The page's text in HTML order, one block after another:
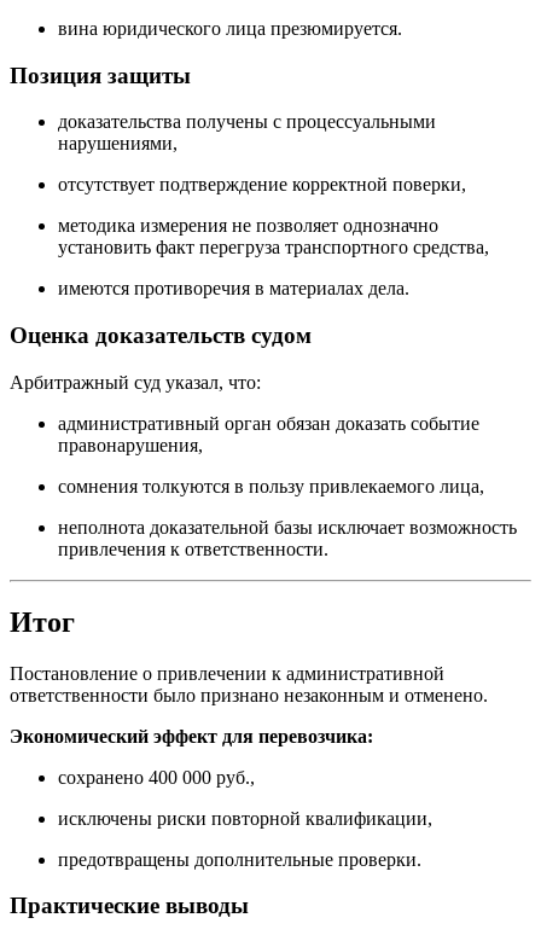
вина юридического лица презюмируется.
Позиция защиты
доказательства получены с процессуальными
нарушениями,
отсутствует подтверждение корректной поверки,
методика измерения не позволяет однозначно
установить факт перегруза транспортного средства,
имеются противоречия в материалах дела.
Оценка доказательств судом
Арбитражный суд указал, что:
административный орган обязан доказать событие
правонарушения,
сомнения толкуются в пользу привлекаемого лица,
неполнота доказательной базы исключает возможность
привлечения к ответственности.
Итог
Постановление о привлечении к административной
ответственности было признано незаконным и отменено.
Экономический эффект для перевозчика:
сохранено 400 000 руб.,
исключены риски повторной квалификации,
предотвращены дополнительные проверки.
Практические выводы